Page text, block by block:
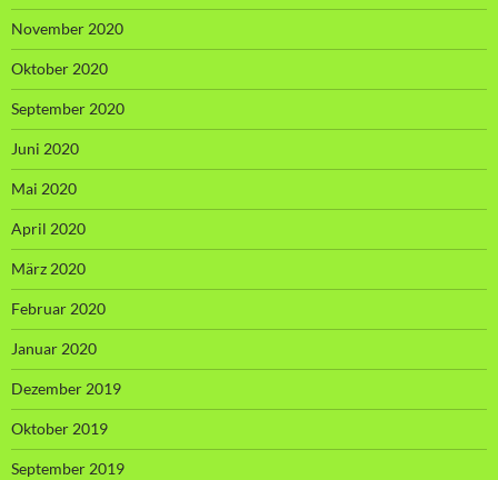
November 2020
Oktober 2020
September 2020
Juni 2020
Mai 2020
April 2020
März 2020
Februar 2020
Januar 2020
Dezember 2019
Oktober 2019
September 2019